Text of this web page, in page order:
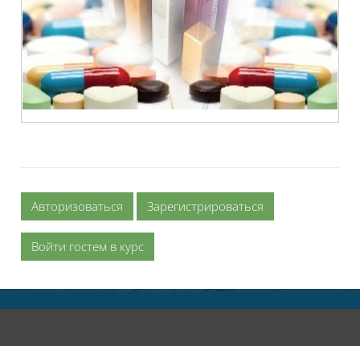
Авторизоваться Зарегистрироваться
Войти гостем в курс